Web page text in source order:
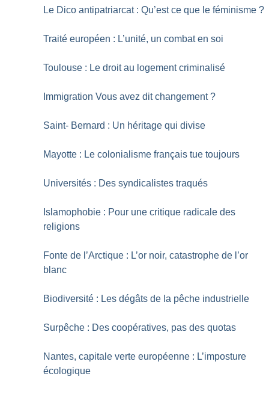
Le Dico antipatriarcat : Qu’est ce que le féminisme ?
Traité européen : L’unité, un combat en soi
Toulouse : Le droit au logement criminalisé
Immigration Vous avez dit changement ?
Saint- Bernard : Un héritage qui divise
Mayotte : Le colonialisme français tue toujours
Universités : Des syndicalistes traqués
Islamophobie : Pour une critique radicale des
religions
Fonte de l’Arctique : L’or noir, catastrophe de l’or
blanc
Biodiversité : Les dégâts de la pêche industrielle
Surpêche : Des coopératives, pas des quotas
Nantes, capitale verte européenne : L’imposture
écologique